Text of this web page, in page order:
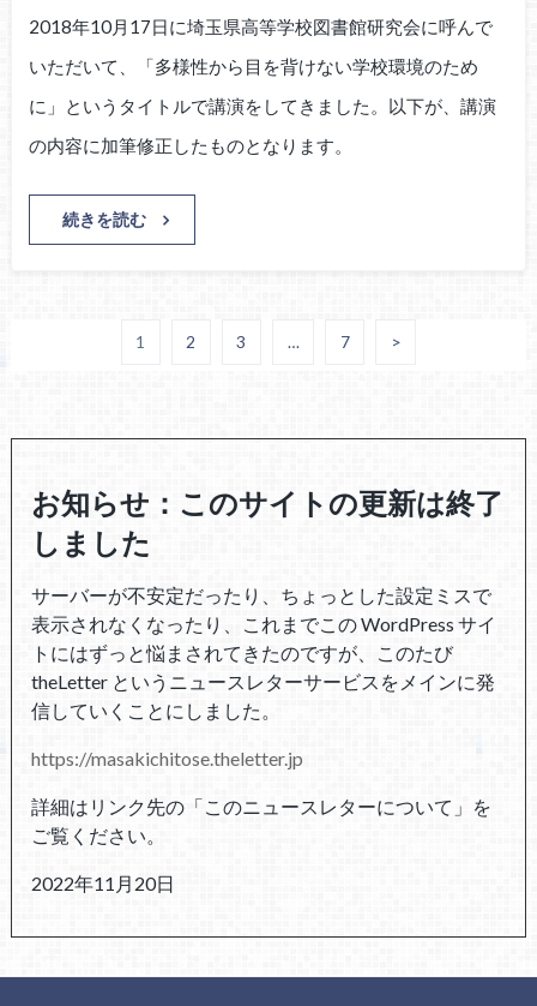
2018年10月17日に埼玉県高等学校図書館研究会に呼んで
いただいて、「多様性から目を背けない学校環境のため
に」というタイトルで講演をしてきました。以下が、講演
の内容に加筆修正したものとなります。
続きを読む
1 2 3 … 7 >
お知らせ：このサイトの更新は終了
しました
サーバーが不安定だったり、ちょっとした設定ミスで
表示されなくなったり、これまでこの WordPress サイ
トにはずっと悩まされてきたのですが、このたび
theLetter というニュースレターサービスをメインに発
信していくことにしました。
https://masakichitose.theletter.jp
詳細はリンク先の「このニュースレターについて」を
ご覧ください。
2022年11月20日